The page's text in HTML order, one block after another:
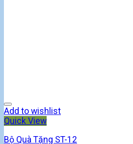
Add to wishlist
Quick View
Bộ Quà Tặng ST-12